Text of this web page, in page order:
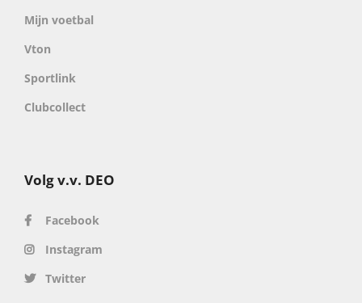
Mijn voetbal
Vton
Sportlink
Clubcollect
Volg v.v. DEO
Facebook
Instagram
Twitter